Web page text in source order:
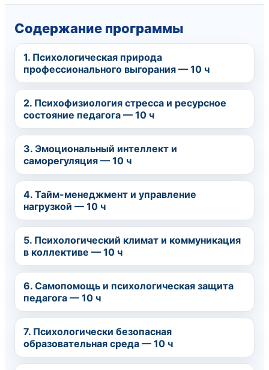
Содержание программы
1. Психологическая природа
профессионального выгорания — 10 ч
2. Психофизиология стресса и ресурсное
состояние педагога — 10 ч
3. Эмоциональный интеллект и
саморегуляция — 10 ч
4. Тайм-менеджмент и управление
нагрузкой — 10 ч
5. Психологический климат и коммуникация
в коллективе — 10 ч
6. Самопомощь и психологическая защита
педагога — 10 ч
7. Психологически безопасная
образовательная среда — 10 ч